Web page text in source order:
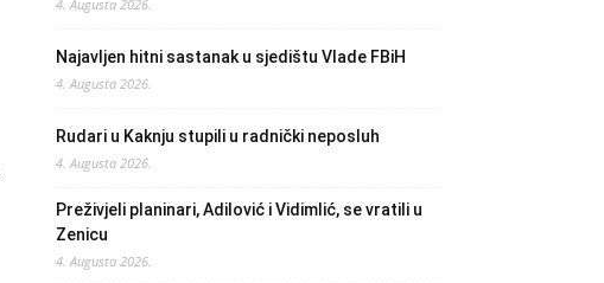
4. Augusta 2026.
Najavljen hitni sastanak u sjedištu Vlade FBiH
4. Augusta 2026.
Rudari u Kaknju stupili u radnički neposluh
4. Augusta 2026.
Preživjeli planinari, Adilović i Vidimlić, se vratili u
Zenicu
4. Augusta 2026.